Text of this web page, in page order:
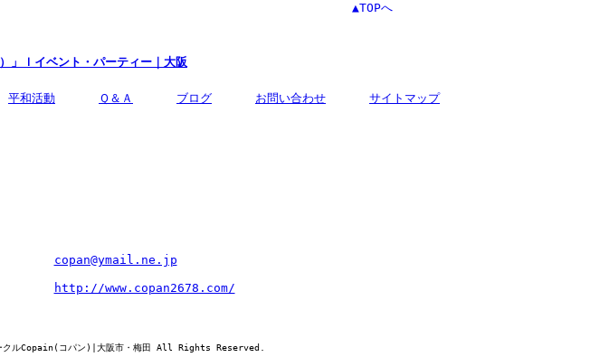
▲TOPへ
」 ｌイベント・パーティー ｜大阪
平和活動 Ｑ＆Ａ ブログ お問い合わせ サイトマップ
copan@ymail.ne.jp
http://www.copan2678.com/
クルCopain(コパン)|大阪市・梅田 All Rights Reserved.